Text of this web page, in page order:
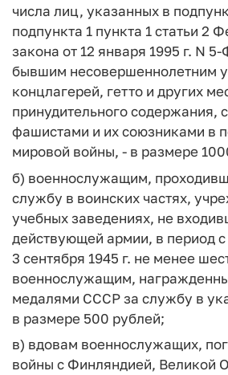
числа лиц, указанных в
подпункта 1 пункта 1 статьи 2
закона от 12 января 1995 г. N
бывшим несовершеннолетним
концлагерей, гетто и других
принудительного содержания,
фашистами и их союзниками в
мировой войны, - в размере
б) военнослужащим,
службу в воинских частях,
учебных заведениях, не
действующей армии, в период с
3 сентября 1945 г. не менее
военнослужащим,
медалями СССР за службу в
в размере 500 рублей;
в) вдовам военнослужащих,
войны с Финляндией, Великой